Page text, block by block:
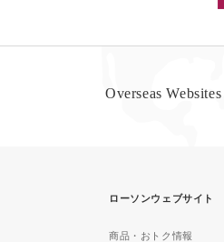
Overseas Websites
ローソンウェブサイト
商品・おトク情報